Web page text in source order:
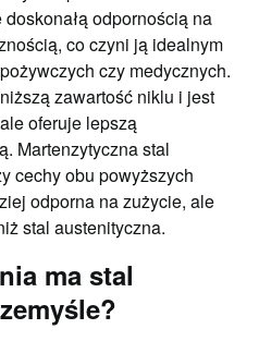
odpornością na
co czyni ją idealnym
czy medycznych.
zawartość niklu i jest
oferuje lepszą
Martenzytyczna stal
cechy obu powyższych
odporna na zużycie, ale
stal austenityczna.
ma stal